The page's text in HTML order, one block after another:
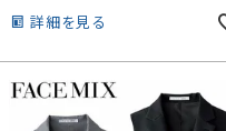
詳細を見る